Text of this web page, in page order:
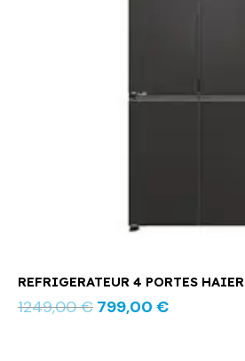
REFRIGERATEUR 4 PORTES
1249,00€ 799,00 €